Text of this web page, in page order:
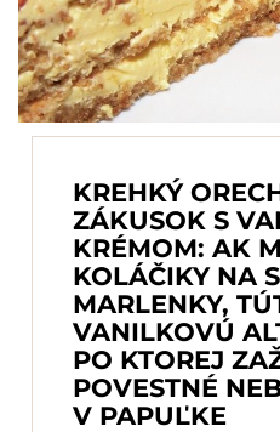
KREHKÝ
ZÁKUSOK S
KRÉMOM: AK
KOLÁČIKY NA
MARLENKY,
VANILKOVÚ
PO KTOREJ
POVESTNÉ
V PAPUĽKE